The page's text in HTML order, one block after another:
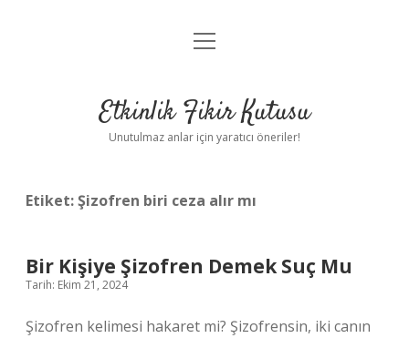
Anasayfa
Yasal Uyarı
menüyü
Etkinlik Fikir Kutusu
Unutulmaz anlar için yaratıcı öneriler!
Etiket:Şizofren biri ceza alır mı
Bir Kişiye Şizofren Demek Suç Mu
Tarih: Ekim 21, 2024
Şizofren kelimesi hakaret mi? Şizofrensin, iki canın